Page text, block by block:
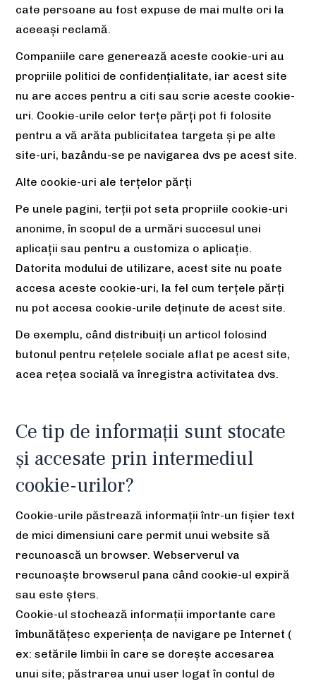
cate persoane au fost expuse de mai multe ori la
aceeași reclamă.
Companiile care generează aceste cookie-uri au
propriile politici de confidențialitate, iar acest site
nu are acces pentru a citi sau scrie aceste cookie-
uri. Cookie-urile celor terțe părți pot fi folosite
pentru a vă arăta publicitatea targeta și pe alte
site-uri, bazându-se pe navigarea dvs pe acest site.
Alte cookie-uri ale terțelor părți
Pe unele pagini, terții pot seta propriile cookie-uri
anonime, în scopul de a urmări succesul unei
aplicații sau pentru a customiza o aplicație.
Datorita modului de utilizare, acest site nu poate
accesa aceste cookie-uri, la fel cum terțele părți
nu pot accesa cookie-urile deținute de acest site.
De exemplu, când distribuiți un articol folosind
butonul pentru rețelele sociale aflat pe acest site,
acea rețea socială va înregistra activitatea dvs.
Ce tip de informații sunt stocate
și accesate prin intermediul
cookie-urilor?
Cookie-urile păstrează informații într-un fișier text
de mici dimensiuni care permit unui website să
recunoască un browser. Webserverul va
recunoaște browserul pana când cookie-ul expiră
sau este șters.
Cookie-ul stochează informații importante care
îmbunătățesc experiența de navigare pe Internet (
ex: setările limbii în care se dorește accesarea
unui site; păstrarea unui user logat în contul de